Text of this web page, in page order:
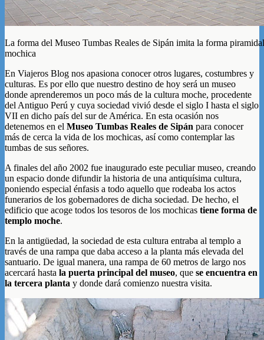
La forma del Museo Tumbas Reales de Sipán imita la forma
mochica
En Viajeros Blog nos apasiona conocer otros lugares, costumbres y
culturas. Es por ello que nuestro destino de hoy será un museo
donde aprenderemos un poco más de la cultura moche, procedente
del Antiguo Perú y cuya sociedad vivió desde el siglo I hasta el siglo
VII en dicho país del sur de América. En esta ocasión nos
detenemos en el Museo Tumbas Reales de Sipán para conocer
más de cerca la vida de los mochicas, así como contemplar las
tumbas de sus señores.
A finales del año 2002 fue inaugurado este peculiar museo, creando
un espacio donde difundir la historia de una antiquísima cultura,
poniendo especial énfasis a todo aquello que rodeaba los actos
funerarios de los gobernadores de dicha sociedad. De hecho, el
edificio que acoge todos los tesoros de los mochicas tiene forma de
templo moche.
En la antigüedad, la sociedad de esta cultura entraba al templo a
través de una rampa que daba acceso a la planta más elevada del
santuario. De igual manera, una rampa de 60 metros de largo nos
acercará hasta la puerta principal del museo, que se encuentra en
la tercera planta y donde dará comienzo nuestra visita.